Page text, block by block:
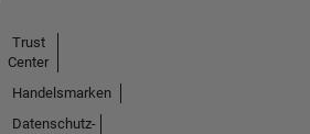
Trust
Center
Handelsmarken
Datenschutz-